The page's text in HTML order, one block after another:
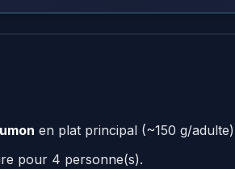
en plat principal (~150 g/
pour 4 personne(s).